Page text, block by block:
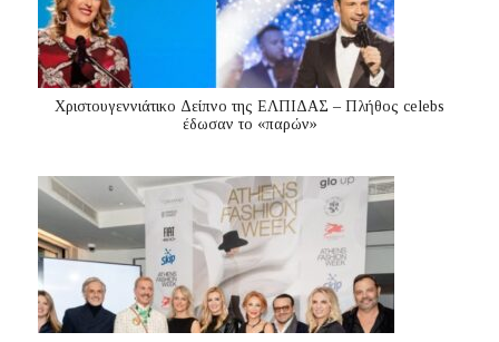
Χριστουγεννιάτικο Δείπνο της ΕΛΠΙΔΑΣ – Πλήθος celebs
έδωσαν το «παρών»